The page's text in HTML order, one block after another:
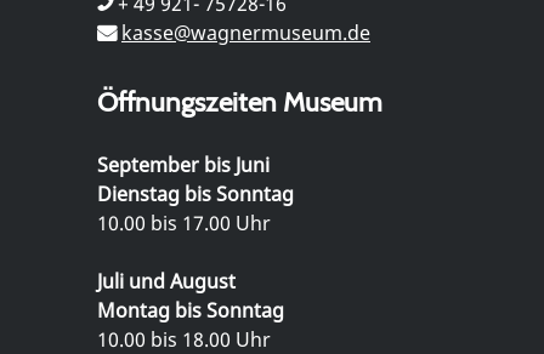
kasse@wagnermuseum.de
Öffnungszeiten Museum
September bis Juni
Dienstag bis Sonntag
10.00 bis 17.00 Uhr
Juli und August
Montag bis Sonntag
10.00 bis 18.00 Uhr